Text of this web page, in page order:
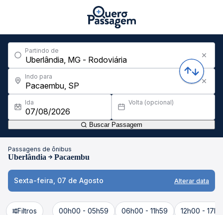
Partindo de
Indo para
Ida Volta (opcional)
Buscar Passagem
Passagens de ônibus
Uberlândia Pacaembu
Sexta-feira, 07 de Agosto Alterar data
Filtros 00h00 - 05h59 06h00 - 11h59 12h00 -